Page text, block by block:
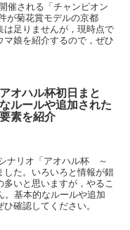
催される「チャンピオン
が菊花賞モデルの京都
は足りませんが，現時点で
娘を紹介するので，ぜひ
オハル杯初日まと
ルールや追加された
素を紹介
ナリオ「アオハル杯 ～
した。いろいろと情報が錯
いと思いますが，やるこ
。基本的なルールや追加
確認してください。